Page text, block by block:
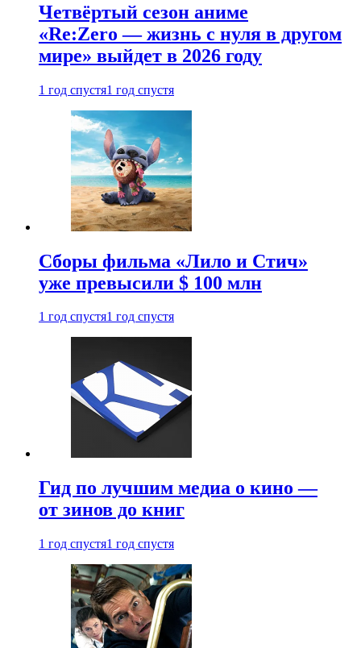
Четвёртый сезон аниме
«Re:Zero — жизнь с нуля в другом
мире» выйдет в 2026 году
1 год спустя1 год спустя
Сборы фильма «Лило и Стич»
уже превысили $ 100 млн
1 год спустя1 год спустя
Гид по лучшим медиа о кино —
от зинов до книг
1 год спустя1 год спустя